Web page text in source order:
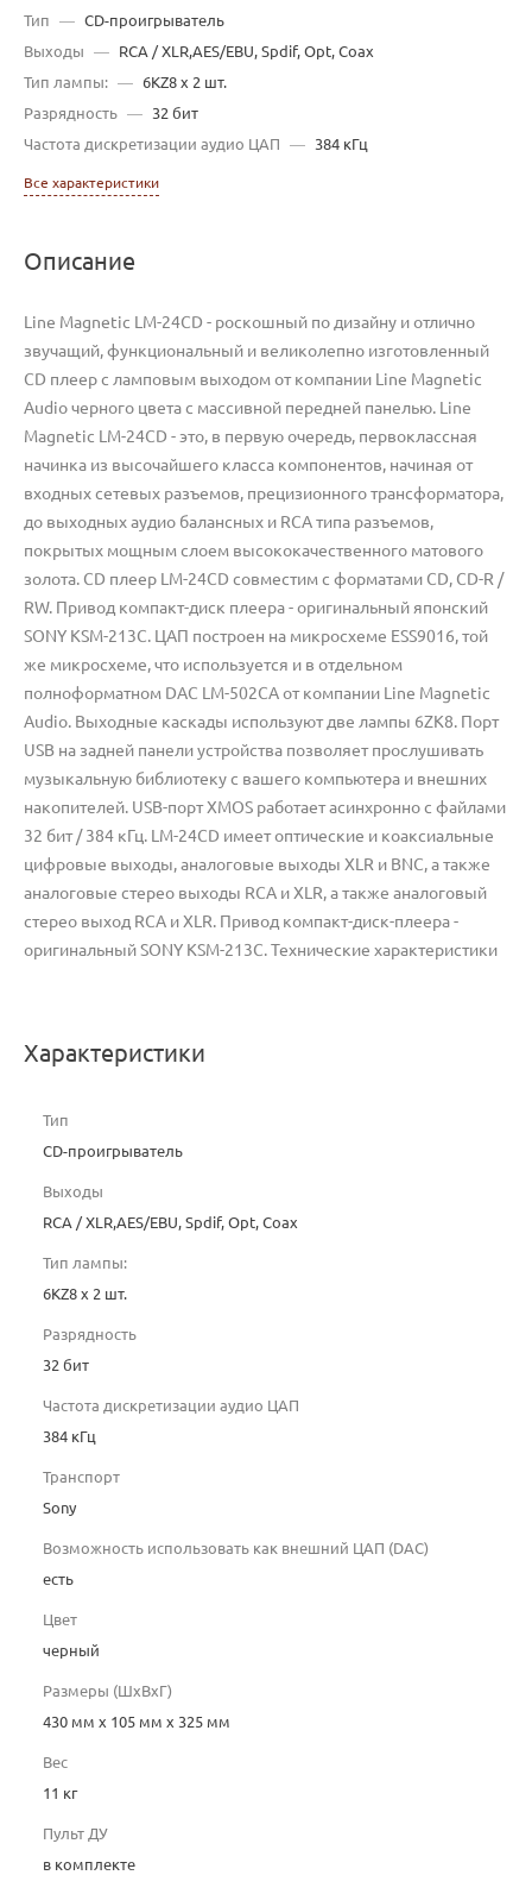
Тип — CD-проигрыватель
Выходы
—
RCA / XLR,AES/EBU, Spdif, Opt, Coax
Тип лампы: — 6KZ8 х 2 шт.
Разрядность —
32 бит
Частота дискретизации аудио ЦАП
— 384 кГц
Все характеристики
Описание
Line Magnetic LM-24CD - роскошный по дизайну и отлично
звучащий, функциональный и великолепно изготовленный
CD плеер с ламповым выходом от компании Line Magnetic
Audio черного цвета с массивной передней панелью. Line
Magnetic LM-24CD - это, в первую очередь, первоклассная
начинка из высочайшего класса компонентов, начиная от
входных сетевых разъемов, прецизионного трансформатора,
до выходных аудио балансных и RCA типа разъемов,
покрытых мощным слоем высококачественного матового
золота. CD плеер LM-24CD совместим с форматами CD, CD-R /
RW. Привод компакт-диск плеера - оригинальный японский
SONY KSM-213C. ЦАП построен на микросхеме ESS9016, той
же микросхеме, что используется и в отдельном
полноформатном DAC LM-502CA от компании Line Magnetic
Audio. Выходные каскады используют две лампы 6ZK8. Порт
USB на задней панели устройства позволяет прослушивать
музыкальную библиотеку с вашего компьютера и внешних
накопителей. USB-порт XMOS работает асинхронно с файлами
32 бит / 384 кГц. LM-24CD имеет оптические и коаксиальные
цифровые выходы, аналоговые выходы XLR и BNC, а также
аналоговые стерео выходы RCA и XLR, а также аналоговый
стерео выход RCA и XLR. Привод компакт-диск-плеера -
оригинальный SONY KSM-213C. Технические характеристики
Характеристики
Тип
CD-проигрыватель
Выходы
RCA / XLR,AES/EBU, Spdif, Opt, Coax
Тип лампы:
6KZ8 х 2 шт.
Разрядность
32 бит
Частота дискретизации аудио ЦАП
384 кГц
Транспорт
Sony
Возможность использовать как внешний ЦАП (DAC)
есть
Цвет
черный
Размеры (ШхВхГ)
430 мм х 105 мм х 325 мм
Вес
11 кг
Пульт ДУ
в комплекте